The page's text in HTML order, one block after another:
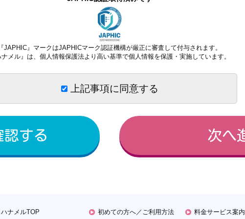
JAPHIC』マークはJAPHICマーク認証機構が厳正に審査して付与されます。
メル』は、個人情報保護法より高い基準で個人情報を保護・実施しています。
上記事項に同意する
ハナメルTOP 初めての方へ／ご利用方法 料金サービス案内